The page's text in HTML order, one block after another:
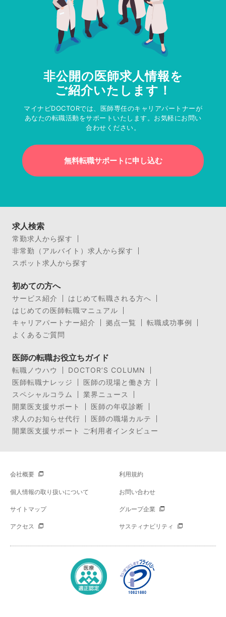
非公開の医師求人情報を
ご紹介いたします！
マイナビDOCTORでは、医師専任のキャリアパートナーが
あなたの転職活動をサポートいたします。お気軽にお問い
合わせください。
無料転職サポートに申し込む
求人検索
常勤求人から探す
非常勤（アルバイト）求人から探す
スポット求人から探す
初めての方へ
サービス紹介
はじめて転職される方へ
はじめての医師転職マニュアル
キャリアパートナー紹介
拠点一覧
転職成功事例
よくあるご質問
医師の転職お役立ちガイド
転職ノウハウ
DOCTOR’S COLUMN
医師転職ナレッジ
医師の現場と働き方
スペシャルコラム
業界ニュース
開業医支援サポート
医師の年収診断
求人のお知らせ代行
医師の職場カルテ
開業医支援サポート ご利用者インタビュー
会社概要 利用規約
個人情報の取り扱いについて お問い合わせ
サイトマップ グループ企業
アクセス サスティナビリティ